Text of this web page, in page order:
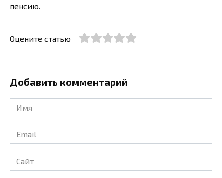
пенсию.
Оцените статью
Добавить комментарий
Имя
*
Email
*
Сайт